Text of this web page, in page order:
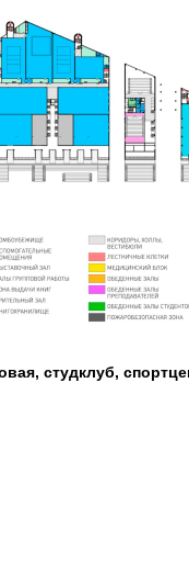
студклуб,